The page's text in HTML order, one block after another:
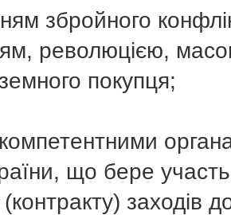
збройного
революцією,
покупця;
що бере
заходів